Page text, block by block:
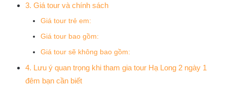
3. Giá tour và chính sách
Giá tour trẻ em:
Giá tour bao gồm:
Giá tour sẽ không bao gồm:
4. Lưu ý quan trọng khi tham gia tour Hạ Long 2 ngày 1
đêm bạn cần biết